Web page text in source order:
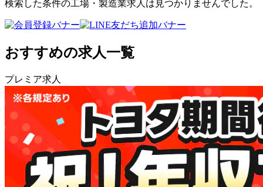
検索した条件の工場・製造業求人は見つかりませんでした。
おすすめの求人一覧
プレミア求人